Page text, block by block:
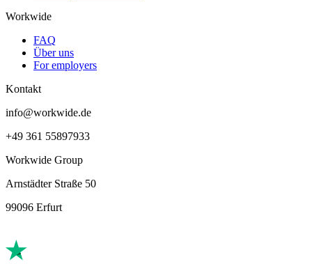
Workwide
FAQ
Über uns
For employers
Kontakt
info@workwide.de
+49 361 55897933
Workwide Group
Arnstädter Straße 50
99096 Erfurt